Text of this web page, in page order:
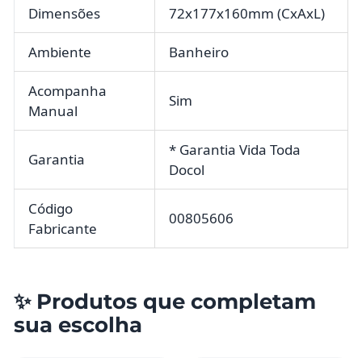
Dimensões 72x177x160mm (CxAxL)
Ambiente Banheiro
Acompanha
Manual
Sim
Garantia
* Garantia Vida Toda
Docol
Código
Fabricante
00805606
✨ Produtos que completam
sua escolha